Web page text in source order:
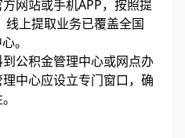
网站或手机APP，按照提
上提取业务已覆盖全国
。
公积金管理中心或网点办
中心应设立专门窗口，确